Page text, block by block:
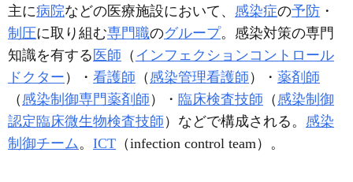
主に病院などの医療施設において、 感染症の予防 ・
制圧に取り組む専門職のグループ。感染対策の専門
知識を有する 医師 （ インフェクションコントロール
ドクター ）・ 看護師 （ 感染管理看護師 ）・ 薬剤師
（ 感染制御専門薬剤師 ）・ 臨床検査技師 （ 感染制御
認定臨床微生物検査技師 ）などで構成される。 感染
制御チーム。 ICT （infection control team）。